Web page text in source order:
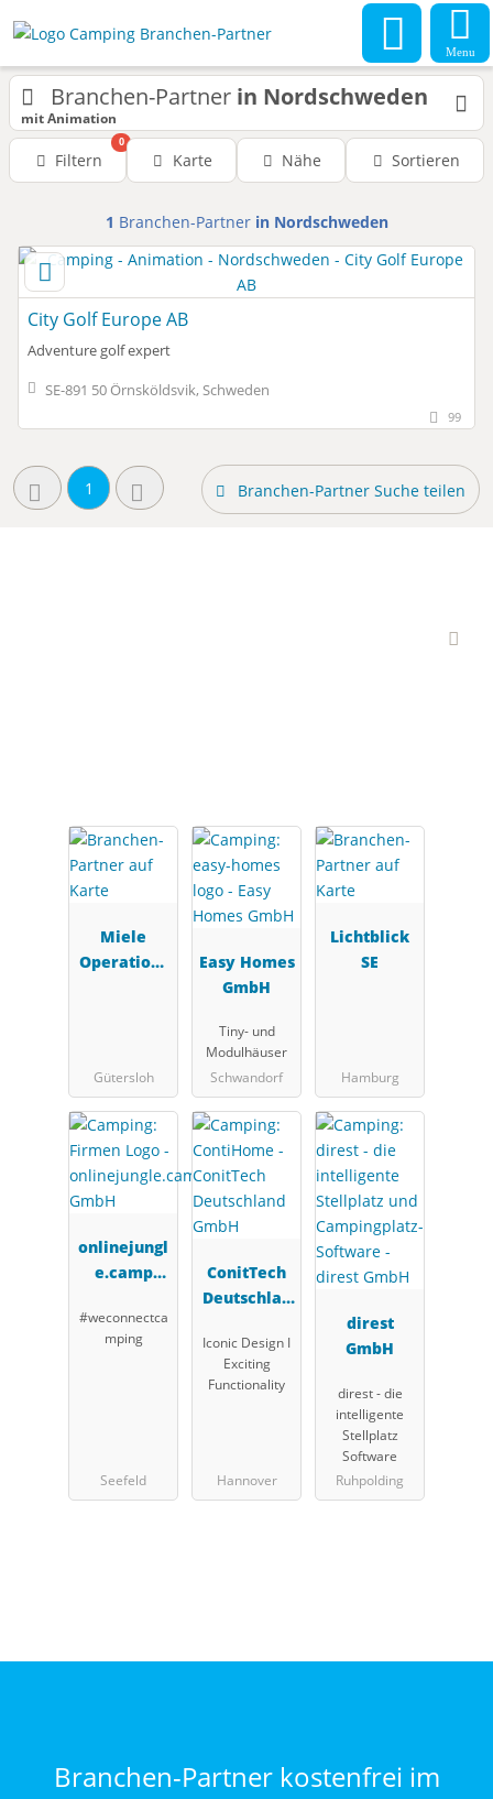
Menu
Branchen-Partner in Nordschweden
mit Animation
Filtern
0
Karte Nähe Sortieren
1 Branchen-Partner in Nordschweden
City Golf Europe AB
Adventure golf expert
SE-891 50 Örnsköldsvik, Schweden
99
1 Branchen-Partner Suche teilen
Miele
Operations
Gütersloh
Easy Homes
GmbH
Tiny- und
Modulhäuser
Schwandorf
Lichtblick
SE
Hamburg
onlinejungl
e.camp
#weconnectca
mping
Seefeld
ConitTech
Deutschlan
Iconic Design I
Exciting
Functionality
Hannover
direst
GmbH
direst - die
intelligente
Stellplatz
Software
Ruhpolding
Branchen-Partner kostenfrei im